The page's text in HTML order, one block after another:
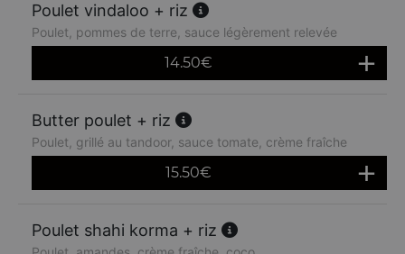
Poulet vindaloo + riz
Poulet, pommes de terre, sauce légèrement relevée
14.50€
Butter poulet + riz
Poulet, grillé au tandoor, sauce tomate, crème fraîche
15.50€
Poulet shahi korma + riz